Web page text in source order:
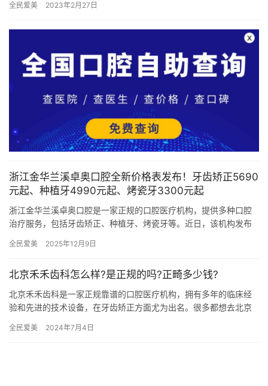
博口腔…
全民爱美 2023年2月27日
浙江金华兰溪卓奥口腔全新价格表发布！牙齿矫正5690
元起、种植牙4990元起、烤瓷牙3300元起
浙江金华兰溪卓奥口腔是一家正规的口腔医疗机构，提供多种口腔
治疗服务，包括牙齿矫正、种植牙、烤瓷牙等。近日，该机构发布
绍卓奥…
全民爱美 2025年12月9日
北京禾禾齿科怎么样?是正规的吗?正畸多少钱?
北京禾禾齿科是一家正规靠谱的口腔医疗机构，拥有多年的临床经
验和先进的技术设备，在牙齿矫正方面尤为出名。很多都想去北京
详细介…
全民爱美 2024年7月4日